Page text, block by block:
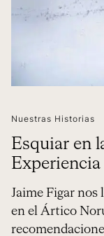
Nuestras Historias
Esquiar en
Noruego
Jaime Figar nos
en el Ártico